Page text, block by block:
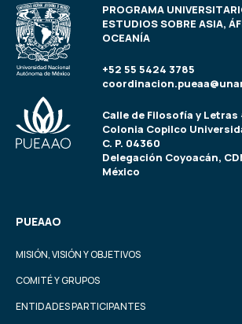
PROGRAMA
ESTUDIOS SOBRE ASIA,
OCEANÍA
+52 55 5424 3785
Calle de Filosofía y
Colonia Copilco
C. P. 04360
Delegación Coyoacán,
México
PUEAAO
MISIÓN, VISIÓN Y OBJETIVOS
COMITÉ Y GRUPOS
ENTIDADES PARTICIPANTES